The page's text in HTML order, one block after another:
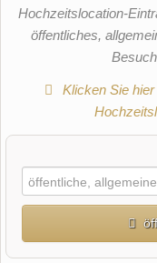
Hochzeitslocation-
öffentliches,
Klicken Sie